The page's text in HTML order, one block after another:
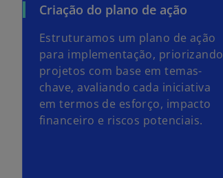
Criação do plano de ação
Estruturamos um plano de ação
para implementação, priorizando
projetos com base em temas-
chave, avaliando cada iniciativa
em termos de esforço, impacto
financeiro e riscos potenciais.